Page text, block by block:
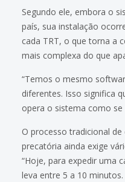
Segundo ele, embora o
país, sua instalação
cada TRT, o que torna a
mais complexa do que
“Temos o mesmo
diferentes. Isso significa
opera o sistema como se
O processo tradicional
precatória ainda exige
“Hoje, para expedir uma
leva entre 5 a 10